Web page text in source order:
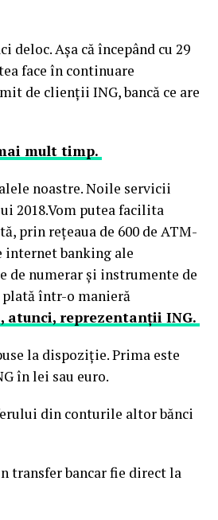
deloc. Aşa că începând cu 29
face în continuare
de clienţii ING, bancă ce are
mult timp.
noastre. Noile servicii
2018.Vom putea facilita
prin reţeaua de 600 de ATM-
internet banking ale
de numerar şi instrumente de
într-o manieră
atunci, reprezentanţii ING.
la dispoziţie. Prima este
în lei sau euro.
din conturile altor bănci
transfer bancar fie direct la